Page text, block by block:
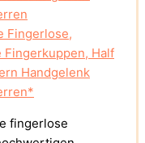
Fingerlose,
Fingerkuppen, Half
Handgelenk
fingerlose